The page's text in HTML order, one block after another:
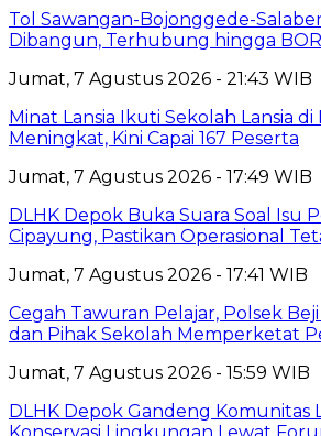
Tol Sawangan-Bojonggede-
Dibangun, Terhubung hingga
Jumat, 7 Agustus 2026 - 21:43 WIB
Minat Lansia Ikuti Sekolah Lansia
Meningkat, Kini Capai 167 Peserta
Jumat, 7 Agustus 2026 - 17:49 WIB
DLHK Depok Buka Suara Soal Isu
Cipayung, Pastikan Operasional
Jumat, 7 Agustus 2026 - 17:41 WIB
Cegah Tawuran Pelajar, Polsek
dan Pihak Sekolah Memperketat
Jumat, 7 Agustus 2026 - 15:59 WIB
DLHK Depok Gandeng Komunitas